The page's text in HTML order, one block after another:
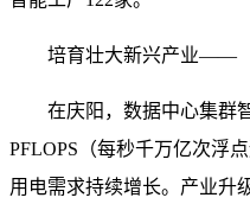
培育壮大新兴产业——
在庆阳，数据中心集群
PFLOPS（每秒千万亿次浮
用电需求持续增长。产业升